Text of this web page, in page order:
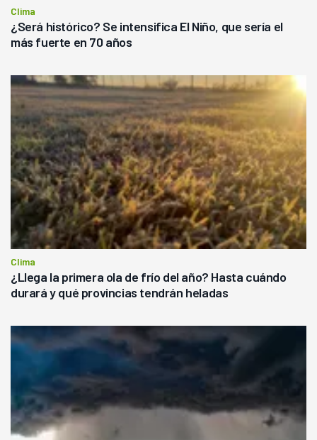
Clima
¿Será histórico? Se intensifica El Niño, que sería el
más fuerte en 70 años
Clima
¿Llega la primera ola de frío del año? Hasta cuándo
durará y qué provincias tendrán heladas